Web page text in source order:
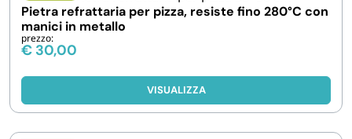
Pietra refrattaria per pizza, resiste fino 280°C con
manici in metallo
prezzo:
€ 30,00
VISUALIZZA